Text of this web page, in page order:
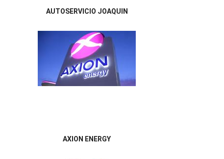
AUTOSERVICIO JOAQUIN
AXION ENERGY